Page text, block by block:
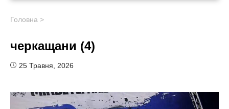
Головна >
черкащани (4)
25 Травня, 2026